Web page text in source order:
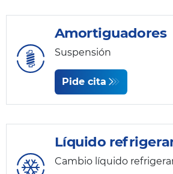
Amortiguadores
Suspensión
Pide cita
Líquido
Cambio líquido